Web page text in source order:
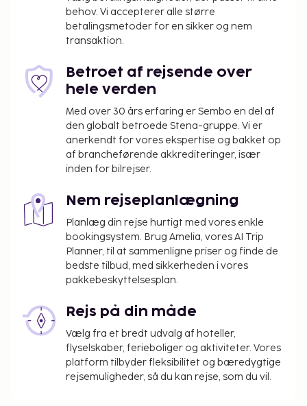
her. Du kan også opgradere værelset for en
spektakulær udsigt over det sydlige London, Big
Ben eller London Eye. Aircondition, opvarmning,
elkedel, hårtørrer, strygebræt, strygejern, bruser og
toilet.
Bygningens faciliteter
Reception, morgenmadsrestaurant, fitness-center,
spa, bar, konferencerum, Wi-Fi, parkering (mod
Tilvalg
Barneseng bookes på forhånd, gratis.
Ankomst
Indcheckningstid: 15:00, udcheckningstid: 12:00.
behov. Vi accepterer alle større
betalingsmetoder for en sikker og nem
transaktion.
Betroet af rejsende over
hele verden
Med over 30 års erfaring er Sembo en del af
den globalt betroede Stena-gruppe. Vi er
anerkendt for vores ekspertise og bakket op
af brancheførende akkrediteringer, især
inden for bilrejser.
Nem rejseplanlægning
Planlæg din rejse hurtigt med vores enkle
bookingsystem. Brug Amelia, vores AI Trip
Planner, til at sammenligne priser og finde de
bedste tilbud, med sikkerheden i vores
pakkebeskyttelsesplan.
Rejs på din måde
Vælg fra et bredt udvalg af hoteller,
flyselskaber, ferieboliger og aktiviteter. Vores
platform tilbyder fleksibilitet og bæredygtige
rejsemuligheder, så du kan rejse, som du vil.